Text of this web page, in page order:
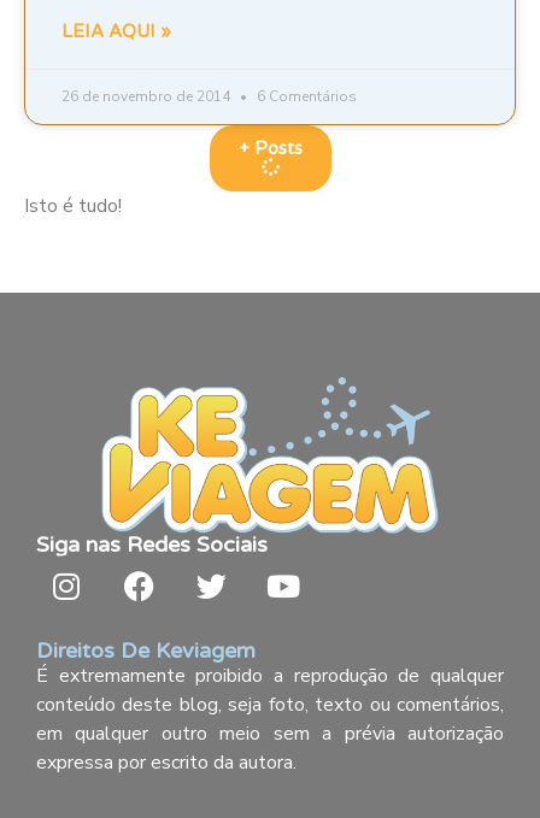
LEIA AQUI »
26 de novembro de 2014 6 Comentários
+ Posts
Isto é tudo!
Siga nas Redes Sociais
Direitos De Keviagem
É extremamente proibido a reprodução de qualquer
conteúdo deste blog, seja foto, texto ou comentários,
em qualquer outro meio sem a prévia autorização
expressa por escrito da autora.